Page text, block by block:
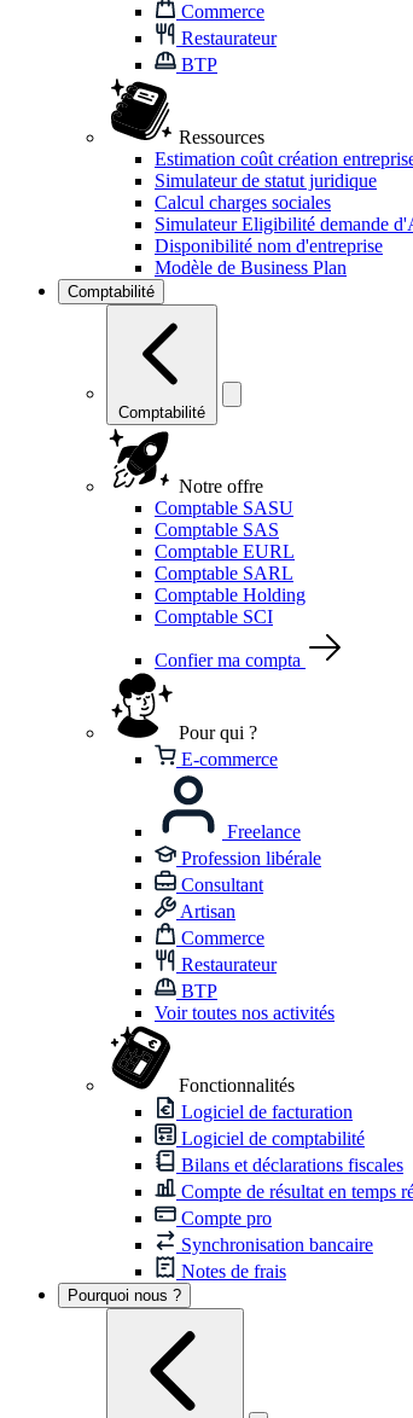
Commerce
Restaurateur
BTP
Ressources
Estimation coût création
Simulateur de statut juridique
Calcul charges sociales
Simulateur Eligibilité demande
Disponibilité nom d'entreprise
Modèle de Business Plan
Comptabilité
Comptabilité
Notre offre
Comptable SASU
Comptable SAS
Comptable EURL
Comptable SARL
Comptable Holding
Comptable SCI
Confier ma compta
Pour qui ?
E-commerce
Freelance
Profession libérale
Consultant
Artisan
Commerce
Restaurateur
BTP
Voir toutes nos activités
Fonctionnalités
Logiciel de facturation
Logiciel de comptabilité
Bilans et déclarations fiscales
Compte de résultat en temps
Compte pro
Synchronisation bancaire
Notes de frais
Pourquoi nous ?